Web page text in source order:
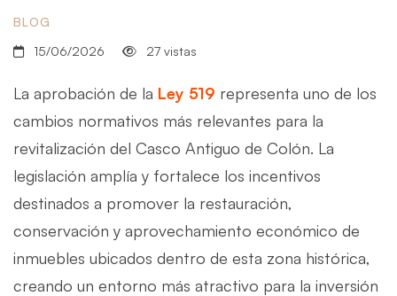
BLOG
15/06/2026
27 vistas
La aprobación de la Ley 519 representa uno de los
cambios normativos más relevantes para la
revitalización del Casco Antiguo de Colón. La
legislación amplía y fortalece los incentivos
destinados a promover la restauración,
conservación y aprovechamiento económico de
inmuebles ubicados dentro de esta zona histórica,
creando un entorno más atractivo para la inversión